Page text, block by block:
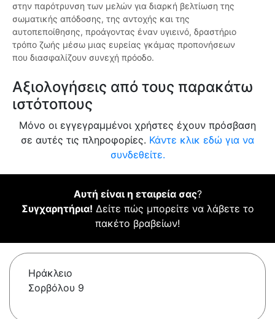
στην παρότρυνση των μελών για διαρκή βελτίωση της
σωματικής απόδοσης, της αντοχής και της
αυτοπεποίθησης, προάγοντας έναν υγιεινό, δραστήριο
τρόπο ζωής μέσω μιας ευρείας γκάμας προπονήσεων
που διασφαλίζουν συνεχή πρόοδο.
Αξιολογήσεις από τους παρακάτω
ιστότοπους
Μόνο οι εγγεγραμμένοι χρήστες έχουν πρόσβαση
σε αυτές τις πληροφορίες. Κάντε κλικ εδώ για να
συνδεθείτε.
Αυτή είναι η εταιρεία σας?
Συγχαρητήρια! Δείτε πώς μπορείτε να λάβετε το
πακέτο βραβείων!
Ηράκλειο
Σορβόλου 9